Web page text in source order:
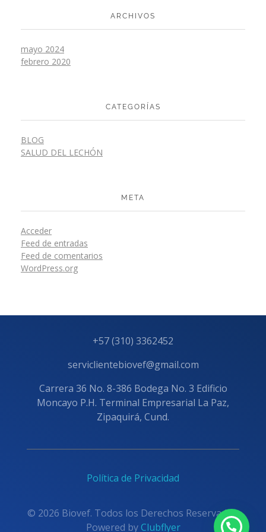
ARCHIVOS
mayo 2024
febrero 2020
CATEGORÍAS
BLOG
SALUD DEL LECHÓN
META
Acceder
Feed de entradas
Feed de comentarios
WordPress.org
+57 (310) 3362452
serviclientebiovef@gmail.com
Carrera 36 No. 8-386 Bodega No. 3 Edificio
Moncayo P.H. Terminal Empresarial La Paz,
Zipaquirá, Cund.
Política de Privacidad
© 2026 Biovef. Todos los Derechos Reservados.
Powered byClubflyer